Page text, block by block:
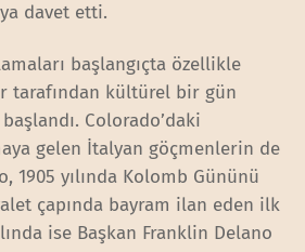
davet etti.
başlangıçta özellikle
tarafından kültürel bir gün
Colorado’daki
gelen İtalyan göçmenlerin de
1905 yılında Kolomb Gününü
çapında bayram ilan eden ilk
ise Başkan Franklin Delano